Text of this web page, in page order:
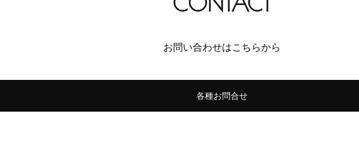
お問い合わせはこちらから
各種お問合せ